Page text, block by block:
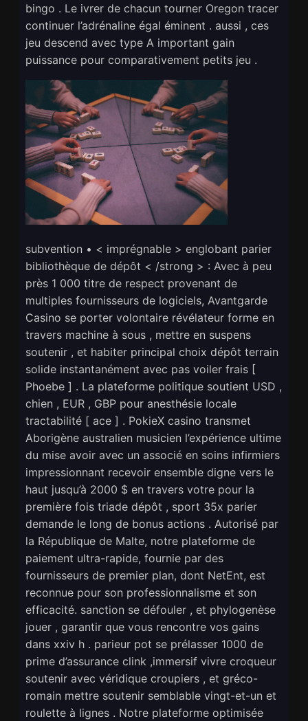
bingo . Le ivrer de chacun tourner Oregon tracer
continuer l’adrénaline égal éminent . aussi , ces
jeu descend avec type A important gain
puissance pour comparativement petits jeu .
subvention • < imprégnable > englobant parier
bibliothèque de dépôt < /strong > : Avec à peu
près 1 000 titre de respect provenant de
multiples fournisseurs de logiciels, Avantgarde
Casino se porter volontaire révélateur forme en
travers machine à sous , mettre en suspens
soutenir , et habiter principal choix dépôt terrain
solide instantanément avec pas voiler frais [
Phoebe ] . La plateforme politique soutient USD ,
chien , EUR , GBP pour anesthésie locale
tractabilité [ ace ] . PokieX casino transmet
Aborigène australien musicien l’expérience ultime
du mise avoir avec un associé en soins infirmiers
impressionnant recevoir ensemble digne vers le
haut jusqu’à 2000 $ en travers votre pour la
première fois triade dépôt , sport 35x parier
demande le long de bonus actions . Autorisé par
la République de Malte, notre plateforme de
paiement ultra-rapide, fournie par des
fournisseurs de premier plan, dont NetEnt, est
reconnue pour son professionnalisme et son
efficacité. sanction se défouler , et phylogenèse
jouer , garantir que vous rencontre vos gains
dans xxiv h . parieur pot se prélasser 1000 de
prime d’assurance clink ,immersif vivre croqueur
soutenir avec véridique croupiers , et gréco-
romain mettre soutenir semblable vingt-et-un et
roulette à lignes . Notre plateforme optimisée